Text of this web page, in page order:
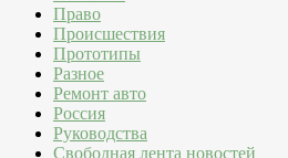
Право
Происшествия
Прототипы
Разное
Ремонт авто
Россия
Руководства
Свободная лента новостей